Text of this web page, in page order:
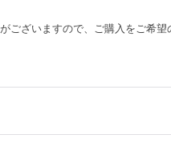
ざいますので、ご購入をご希